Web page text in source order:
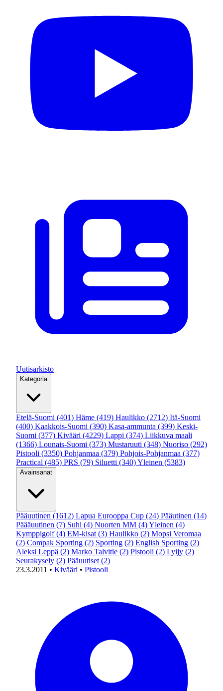
Uutisarkisto
Kategoria
Etelä-Suomi (401) Häme (419) Haulikko (2712) Itä-Suomi
(400) Kaakkois-Suomi (390) Kasa-ammunta (399) Keski-
Suomi (377) Kivääri (4229) Lappi (374) Liikkuva maali
(1366) Lounais-Suomi (373) Mustaruuti (348) Nuoriso (292)
Pistooli (3350) Pohjanmaa (379) Pohjois-Pohjanmaa (377)
Practical (485) PRS (79) Siluetti (340)Yleinen (5383)
Avainsanat
Pääuutinen (1612) Lapua Eurooppa Cup (24) Pääutinen (14)
Päääuutinen (7) Suhl (4) Nuorten MM (4)Yleinen (4)
Kymppigolf (4) EM-kisat (3) Haulikko (2) Mopsi Veromaa
(2) Compak Sporting (2) Sporting (2) English Sporting (2)
Aleksi Leppä (2) Marko Talvitie (2) Pistooli (2) Lyijy (2)
Seurakysely (2) Pääuutiset (2)
23.3.2011 • Kivääri • Pistooli